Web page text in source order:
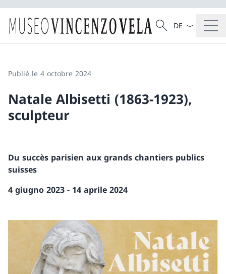
Recherche
Recherche
La langue
Publié le 4 octobre 2024
Natale Albisetti (1863-1923),
sculpteur
Du succès parisien aux grands chantiers publics
suisses
4 giugno 2023 - 14 aprile 2024